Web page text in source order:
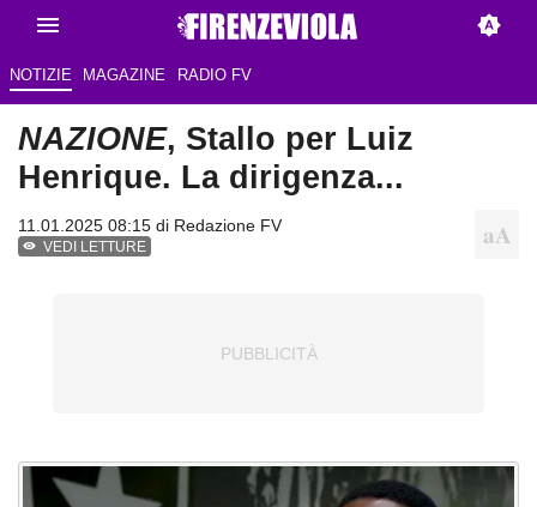
NOTIZIE MAGAZINE RADIO FV
NAZIONE, Stallo per Luiz
Henrique. La dirigenza...
11.01.2025 08:15 di Redazione FV
VEDI LETTURE